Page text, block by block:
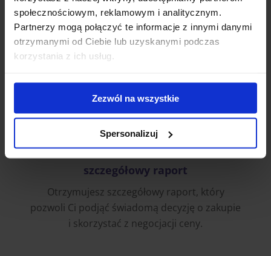
społecznościowym, reklamowym i analitycznym.
Partnerzy mogą połączyć te informacje z innymi danymi
otrzymanymi od Ciebie lub uzyskanymi podczas
korzystania z ich usług.
Zezwól na wszystkie
Spersonalizuj
godzin od momentu przyjęcia zlecenia. Nasz
rekord to zaledwie3 godziny i 48 minut!
szczegółowy raport
Otrzymujesz szczegółowy raport, który
pozwoli Ci podjąć świadomą decyzję o zakupie
i skorzystać z negocjacji ceny.